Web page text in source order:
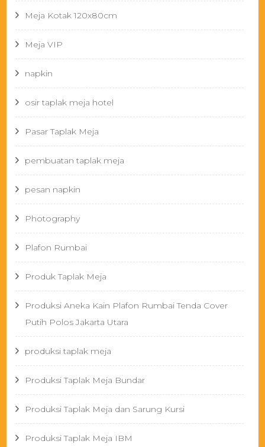
Meja Kotak 120x80cm
Meja VIP
napkin
osir taplak meja hotel
Pasar Taplak Meja
pembuatan taplak meja
pesan napkin
Photography
Plafon Rumbai
Produk Taplak Meja
Produksi Aneka Kain Plafon Rumbai Tenda Cover
Putih Polos Jakarta Utara
produksi taplak meja
Produksi Taplak Meja Bundar
Produksi Taplak Meja dan Sarung Kursi
Produksi Taplak Meja IBM